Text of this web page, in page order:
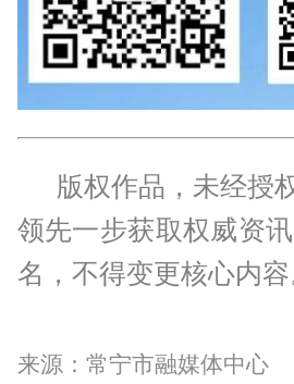
版权作品，未经授
领先一步获取权威资
名，不得变更核心内
来源：常宁市融媒体中心